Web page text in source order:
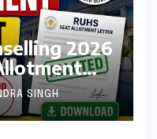
2026
Letter,
Begins
SINGH